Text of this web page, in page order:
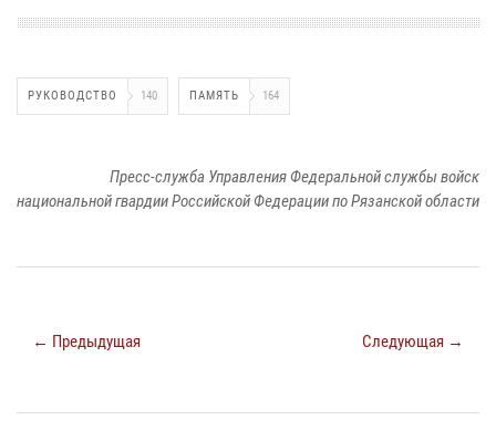
РУКОВОДСТВО 140 ПАМЯТЬ 164
Пресс-служба Управления Федеральной службы войск
национальной гвардии Российской Федерации по Рязанской области
← Предыдущая Следующая →